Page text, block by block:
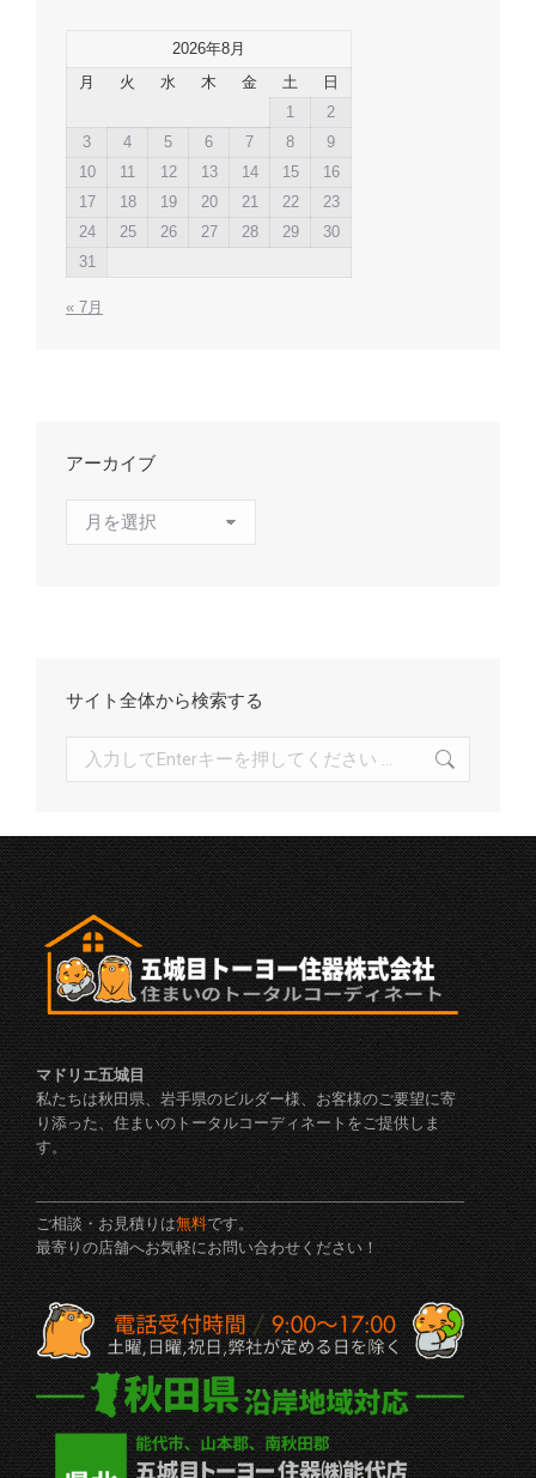
2026年8月
月
火 水 木 金 土
日
1
2
3
4 5 6 7 8
9
10
11 12 13 14 15
16
17
18 19 20 21 22
23
24
25 26 27 28 29
30
31
« 7月
アーカイブ
サイト全体から検索する
マドリエ五城目
私たちは秋田県、岩手県のビルダー様、お客様のご要望に寄
り添った、住まいのトータルコーディネートをご提供しま
す。
ご相談・お見積りは無料です。
最寄りの店舗へお気軽にお問い合わせください！